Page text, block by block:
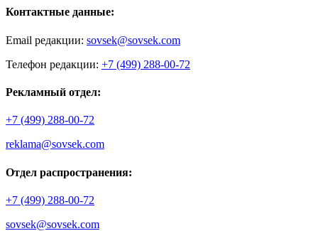
Контактные данные:
Email редакции: sovsek@sovsek.com
Телефон редакции: +7 (499) 288-00-72
Рекламный отдел:
+7 (499) 288-00-72
reklama@sovsek.com
Отдел распространения:
+7 (499) 288-00-72
sovsek@sovsek.com